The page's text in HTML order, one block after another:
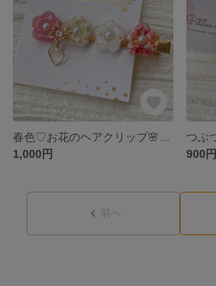
1,000円
900円
前へ